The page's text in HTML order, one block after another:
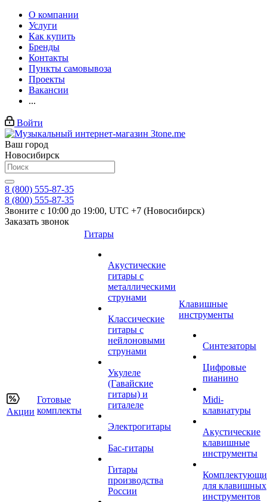
О компании
Услуги
Как купить
Бренды
Контакты
Пункты самовывоза
Проекты
Вакансии
...
Войти
Ваш город
Новосибирск
8 (800) 555-87-35
8 (800) 555-87-35
Звоните с 10:00 до 19:00, UTC +7 (Новосибирск)
Заказать звонок
Акции
Готовые
комплекты
Гитары
Акустические
гитары с
металлическими
струнами
Классические
гитары с
нейлоновыми
струнами
Укулеле
(Гавайские
гитары) и
гиталеле
Электрогитары
Бас-гитары
Гитары
производства
России
Клавишные
инструменты
Синтезаторы
Цифровые
пианино
Midi-
клавиатуры
Акустические
клавишные
инструменты
для клавишных
инструментов